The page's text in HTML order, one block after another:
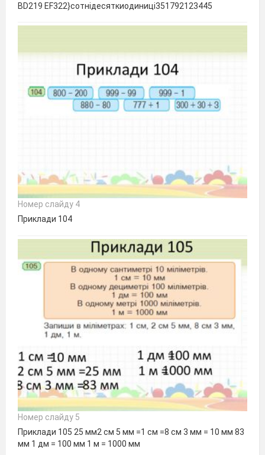
BD219 EF322}сотнідесяткиодиниці351792123445
Номер слайду 4
Приклади 104
Номер слайду 5
Приклади 105 25 мм2 см 5 мм =1 см =8 см 3 мм = 10 мм 83
мм 1 дм = 100 мм 1 м = 1000 мм